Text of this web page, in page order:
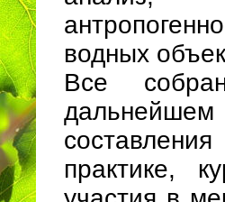
водных
Все
практике,